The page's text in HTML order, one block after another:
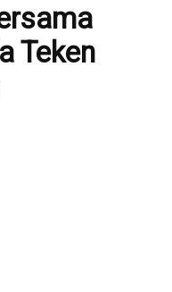
Teken